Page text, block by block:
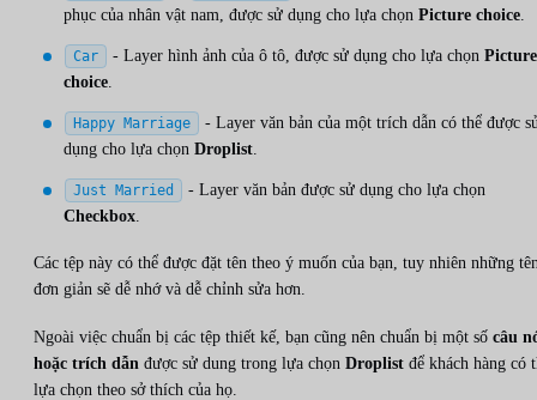
phục của nhân vật nam, được sử dụng cho lựa chọn Picture choice
Car - Layer hình ảnh của ô tô, được sử dụng cho lựa chọn Picture
choice
Happy Marriage
- Layer văn bản của một trích dẫn có thể được
dụng cho lựa chọn Droplist
Just Married
- Layer văn bản được sử dụng cho lựa chọn
Checkbox
Các tệp này có thể được đặt tên theo ý muốn của bạn, tuy nhiên những
đơn giản sẽ dễ nhớ và dễ chỉnh sửa hơn.
Ngoài việc chuẩn bị các tệp thiết kế, bạn cũng nên chuẩn bị một số câu
hoặc trích dẫn được sử dung trong lựa chọn Droplist để khách hàng có
lựa chọn theo sở thích của họ.